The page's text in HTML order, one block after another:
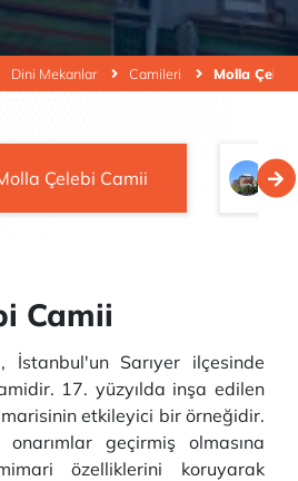
Dini Mekanlar Camileri Molla
Çelebi Camii
Camii
İstanbul'un Sarıyer ilçesinde
17. yüzyılda inşa edilen
etkileyici bir örneğidir.
geçirmiş olmasına
özelliklerini koruyarak